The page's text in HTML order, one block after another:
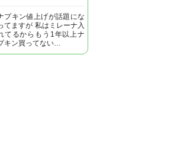
プキン値上げが話題にな
てますが 私はミレーナ入
てるからもう1年以上ナ
キン買ってない…